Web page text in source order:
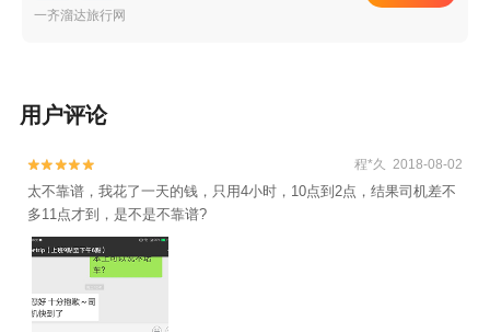
一齐溜达旅行网
用户评论

 程*久 2018-08-02
太不靠谱，我花了一天的钱，只用4小时，10点到2点，结果司机差不
多11点才到，是不是不靠谱?